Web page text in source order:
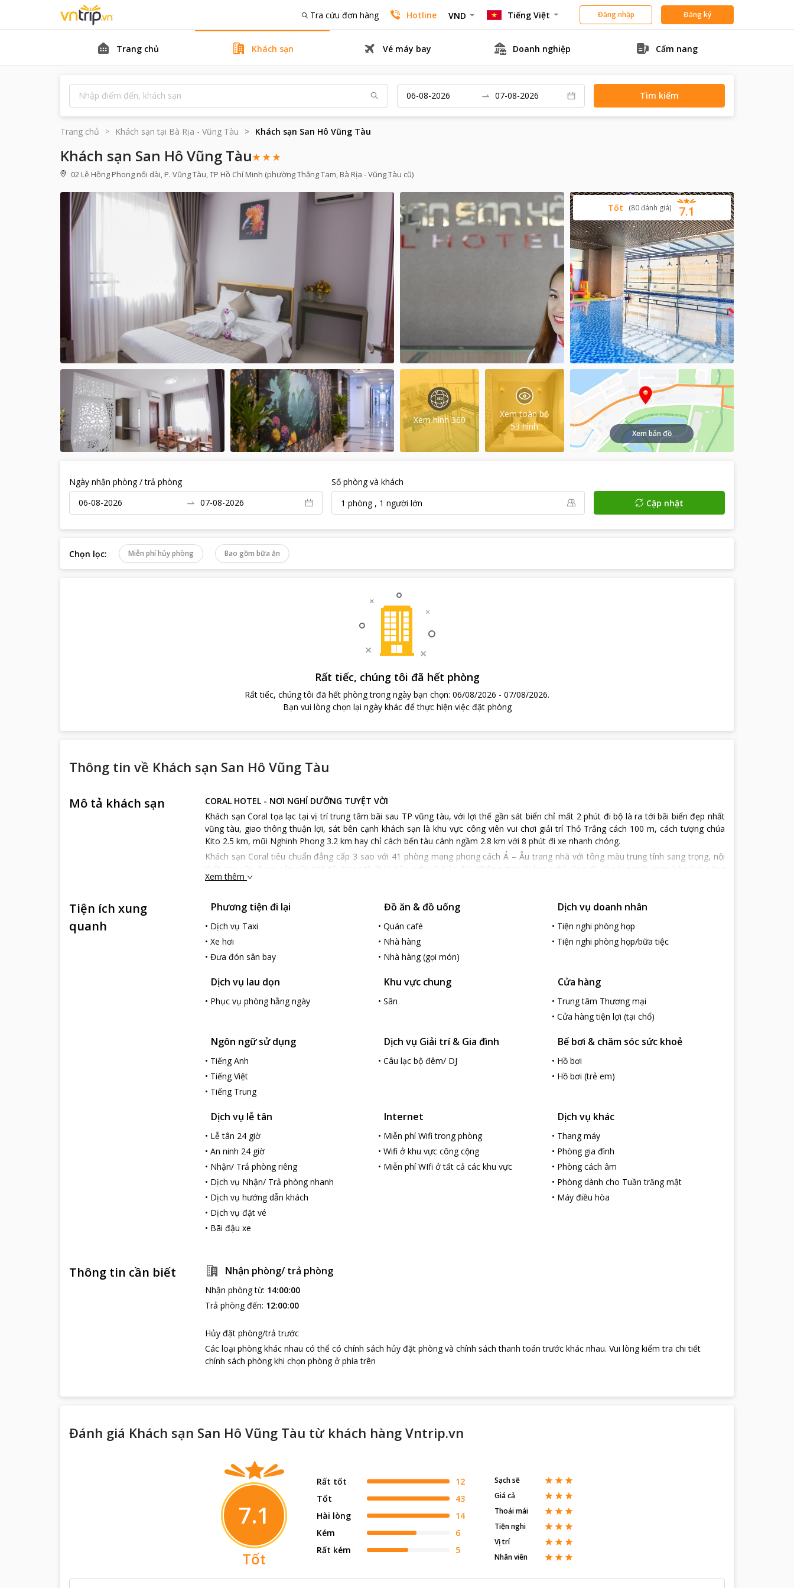
Tra cứu đơn hàng Hotline VND Tiếng Việt Đăng nhập Đăng ký
Trang chủ Khách sạn Vé máy bay Doanh nghiệp Cẩm nang
Tìm kiếm
Trang chủ Khách sạn tại Bà Rịa - Vũng Tàu Khách sạn San Hô Vũng Tàu
Khách sạn San Hô Vũng Tàu
02 Lê Hồng Phong nối dài, P. Vũng Tàu, TP Hồ Chí Minh (phường Thắng Tam, Bà Rịa - Vũng Tàu cũ)
7.1
Tốt (80đánh giá)
Xem hình 360
Xem toàn bộ
53 hình
Xem bản đồ
Ngày nhận phòng / trả phòng
Số phòng và khách
1 phòng, 1 người lớn Cập nhật
Chọn lọc: Miễn phí hủy phòng Bao gồm bữa ăn
Rất tiếc, chúng tôi đã hết phòng
Rất tiếc, chúng tôi đã hết phòng trong ngày bạn chọn: 06/08/2026 - 07/08/2026.
Bạn vui lòng chọn lại ngày khác để thực hiện việc đặt phòng
Thông tin về Khách sạn San Hô Vũng Tàu
Mô tả khách sạn
CORAL HOTEL - NƠI NGHỈ DƯỠNG TUYỆT VỜI
Khách sạn Coral tọa lạc tại vị trí trung tâm bãi sau TP vũng tàu, với lợi thế gần sát biển chỉ mất 2 phút đi bộ là ra tới bãi biển đẹp nhất
vũng tàu, giao thông thuận lợi, sát bên cạnh khách sạn là khu vực công viên vui chơi giải trí Thỏ Trắng cách 100 m, cách tượng chúa
Kito 2.5 km, mũi Nghinh Phong 3.2 km hay chỉ cách bến tàu cánh ngầm 2.8 km với 8 phút đi xe nhanh chóng.
Khách sạn Coral tiêu chuẩn đẳng cấp 3 sao với 41 phòng mang phong cách Á – Âu trang nhã với tông màu trung tính sang trọng, nội
thất cao cấp được sắp xếp tinh tế, trang thiết bị tiện nghi và hiện đại. Không gian phòng nghỉ rộng rãi, thoáng mát chan hòa ánh sáng
thiên nhiên và không khí gió biển trong lành, từ bên trong du khách có thể ngắm toàn bộ bãi biển xanh mát hay thành phố Vũng Tàu
Bên cạnh phòng nghỉ sang trọng, khách sạn Coral còn có hệ rộng bể bơi trong nhà to rộng, hiện đại, du khách và em nhỏ có thể bơi lội
giải trí thoải mái mà không cần phải lăn tăn về thời tiết. Ngoài ra các du khách nhí còn được tham gia câu lạc bộ trẻ em với nhiều hoạt
động hấp dẫn (phụ phí), khách sạn cũng chuẩn bị sẵn xe đẩy cho khách khuyết tật, chỗ đậu xe miễn phí không cần đặt chỗ trước,
phòng hội nghị, dịch vụ xe đưa đón du khách đi chơi (phụ phí). Nhân viên tại khách sạn được mọi người khen ngợi vì phong thái phục vụ
chuyên nghiệp và vô cùng hiếu khách. Khách sạn phù hợp với mọi du khách ở mọi lứa tuổi.
Xem thêm
Tiện ích xung
quanh
Phương tiện đi lại
• Dịch vụ Taxi
• Xe hơi
• Đưa đón sân bay
Đồ ăn & đồ uống
•Quán café
• Nhà hàng
• Nhà hàng (gọi món)
Dịch vụ doanh nhân
• Tiện nghi phòng họp
• Tiện nghi phòng họp/bữa tiệc
Dịch vụ lau dọn
• Phục vụ phòng hằng ngày
Khu vực chung
•Sân
Cửa hàng
• Trung tâm Thương mại
• Cửa hàng tiện lợi (tại chổ)
Ngôn ngữ sử dụng
• Tiếng Anh
• Tiếng Việt
• Tiếng Trung
Dịch vụ Giải trí & Gia đình
•Câu lạc bộ đêm/ DJ
Bể bơi & chăm sóc sức khoẻ
• Hồ bơi
• Hồ bơi (trẻ em)
Dịch vụ lễ tân
• Lễ tân 24 giờ
• An ninh 24 giờ
• Nhận/ Trả phòng riêng
• Dịch vụ Nhận/ Trả phòng nhanh
• Dịch vụ hướng dẫn khách
• Dịch vụ đặt vé
• Bãi đậu xe
Internet
• Miễn phí Wifi trong phòng
•Wifi ở khu vực công cộng
• Miễn phí WIfi ở tất cả các khu vực
Dịch vụ khác
• Thang máy
• Phòng gia đình
• Phòng cách âm
• Phòng dành cho Tuần trăng mật
• Máy điều hòa
Thông tin cần biết Nhận phòng/ trả phòng
Nhận phòng từ: 14:00:00
Trả phòng đến: 12:00:00
Hủy đặt phòng/trả trước
Các loại phòng khác nhau có thể có chính sách hủy đặt phòng và chính sách thanh toán trước khác nhau. Vui lòng kiểm tra chi tiết
chính sách phòng khi chọn phòng ở phía trên
Đánh giá Khách sạn San Hô Vũng Tàu từ khách hàng Vntrip.vn
7.1
Tốt
Rất tốt
12
Tốt
43
Hài lòng
14
Kém
6
Rất kém
5
Sạch sẽ
Giá cả
Thoải mái
Tiện nghi
Vị trí
Nhân viên